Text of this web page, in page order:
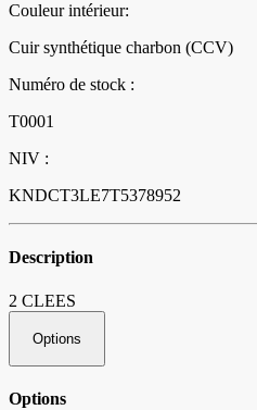
Couleur intérieur:
Cuir synthétique charbon (CCV)
Numéro de stock :
T0001
NIV :
KNDCT3LE7T5378952
Description
2 CLEES
Options
Options